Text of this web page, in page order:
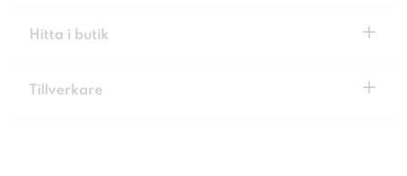
Hitta i butik +
Tillverkare +